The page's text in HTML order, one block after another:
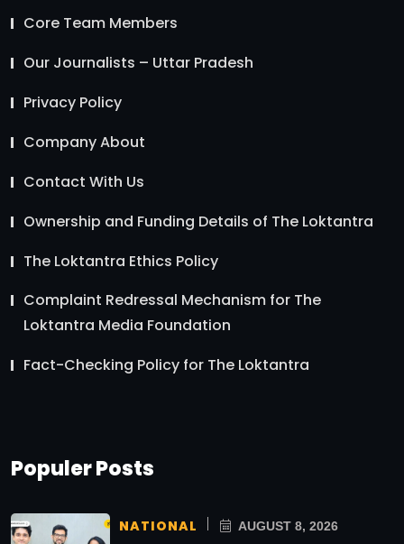
Core Team Members
Our Journalists – Uttar Pradesh
Privacy Policy
Company About
Contact With Us
Ownership and Funding Details of The Loktantra
The Loktantra Ethics Policy
Complaint Redressal Mechanism for The
Loktantra Media Foundation
Fact-Checking Policy for The Loktantra
Populer Posts
NATIONAL AUGUST 8, 2026